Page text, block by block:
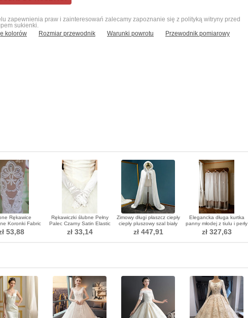
zapewnienia praw i zainteresowań zalecamy zapoznanie się z polityką witryny przed
sukienki.
kolorów
Rozmiar przewodnik Warunki powrotu Przewodnik pomiarowy
Rękawice
Koronki Fabric
Autumn
53,88
Rękawiczki ślubne Pełny
Palec Czarny Satin Elastic
Warm Ceremonial
zł 33,14
Zimowy długi płaszcz ciepły
ciepły pluszowy szal biały
gruby płaszcz
zł 447,91
Elegancka długa kurtka
panny młodej z tiulu i perły
200CM
zł 327,63